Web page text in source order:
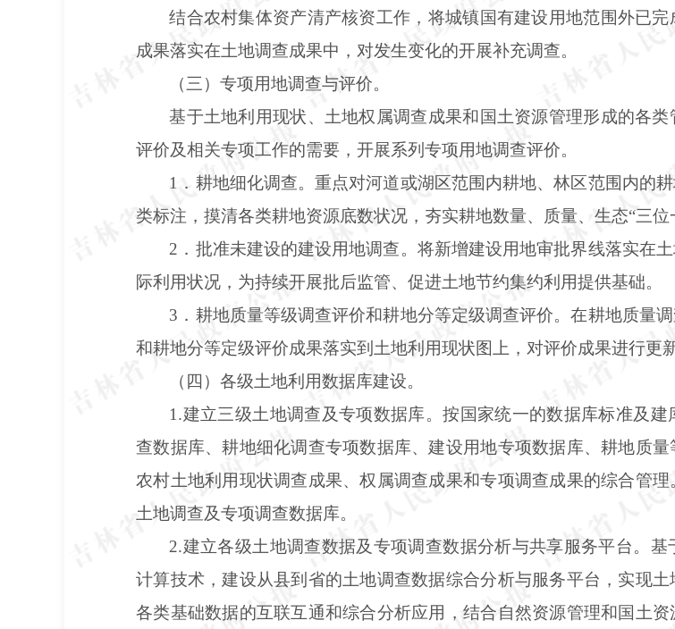
结合农村集体资产清产核资工作，将城镇国有建设用地范围外已
成果落实在土地调查成果中，对发生变化的开展补充调查。
（三）专项用地调查与评价。
基于土地利用现状、土地权属调查成果和国土资源管理形成的各
评价及相关专项工作的需要，开展系列专项用地调查评价。
1．耕地细化调查。重点对河道或湖区范围内耕地、林区范围内的
类标注，摸清各类耕地资源底数状况，夯实耕地数量、质量、生态“三位
2．批准未建设的建设用地调查。将新增建设用地审批界线落实在
际利用状况，为持续开展批后监管、促进土地节约集约利用提供基础。
3．耕地质量等级调查评价和耕地分等定级调查评价。在耕地质量
和耕地分等定级评价成果落实到土地利用现状图上，对评价成果进行更
（四）各级土地利用数据库建设。
1.建立三级土地调查及专项数据库。按国家统一的数据库标准及
查数据库、耕地细化调查专项数据库、建设用地专项数据库、耕地质
农村土地利用现状调查成果、权属调查成果和专项调查成果的综合管
土地调查及专项调查数据库。
2.建立各级土地调查数据及专项调查数据分析与共享服务平台。
计算技术，建设从县到省的土地调查数据综合分析与服务平台，实现
各类基础数据的互联互通和综合分析应用，结合自然资源管理和国土